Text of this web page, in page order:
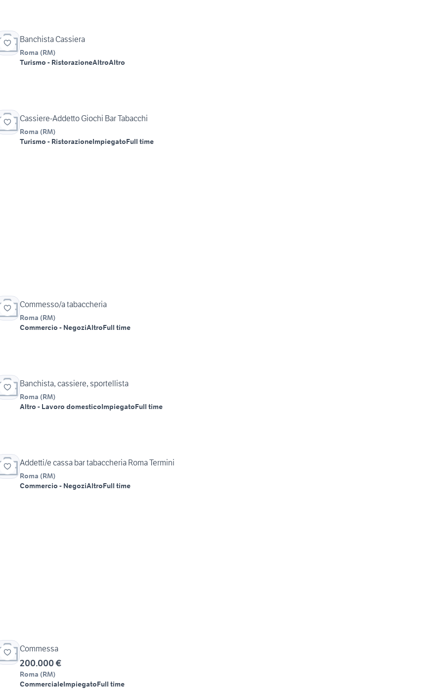
Banchista Cassiera
Roma (RM)
Turismo - RistorazioneAltroAltro
Cassiere-Addetto Giochi Bar Tabacchi
Roma (RM)
Turismo - RistorazioneImpiegatoFull time
Commesso/a tabaccheria
Roma (RM)
Commercio - NegoziAltroFull time
Banchista, cassiere, sportellista
Roma (RM)
Altro - Lavoro domesticoImpiegatoFull time
Addetti/e cassa bar tabaccheria Roma Termini
Roma (RM)
Commercio - NegoziAltroFull time
Commessa
200.000 €
Roma (RM)
CommercialeImpiegatoFull time